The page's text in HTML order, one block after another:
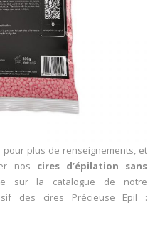
pour plus de renseignements, et
nos cires d’épilation sans
sur la catalogue de notre
des cires Précieuse Epil :